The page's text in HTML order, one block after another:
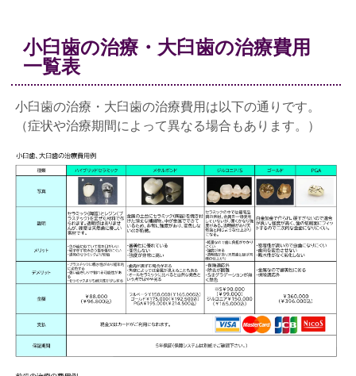
小臼歯の治療・大臼歯の治療費用
一覧表
小臼歯の治療・大臼歯の治療費用は以下の通りです。
（症状や治療期間によって異なる場合もあります。）